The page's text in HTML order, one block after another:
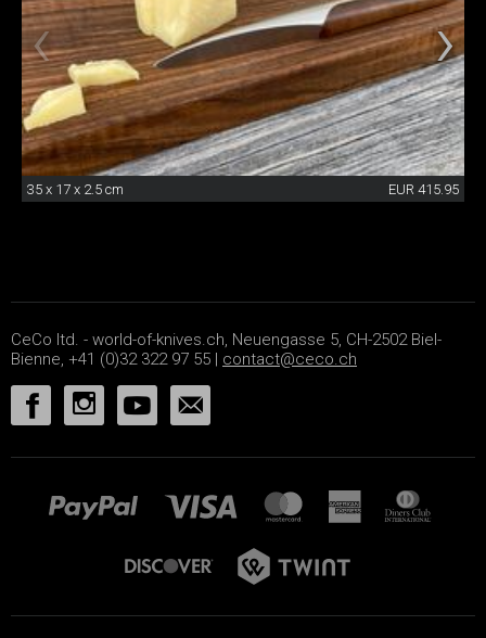
35 x 17 x 2.5 cm EUR 415.95
CeCo ltd. - world-of-knives.ch, Neuengasse 5, CH-2502 Biel-
Bienne, +41 (0)32 322 97 55 | contact@ceco.ch